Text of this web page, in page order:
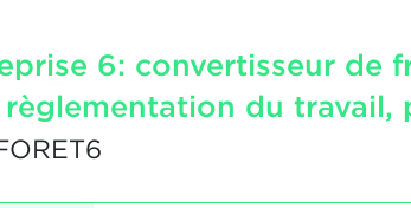
6: convertisseur de
du travail,